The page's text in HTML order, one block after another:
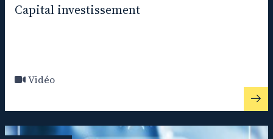
Capital investissement
Vidéo